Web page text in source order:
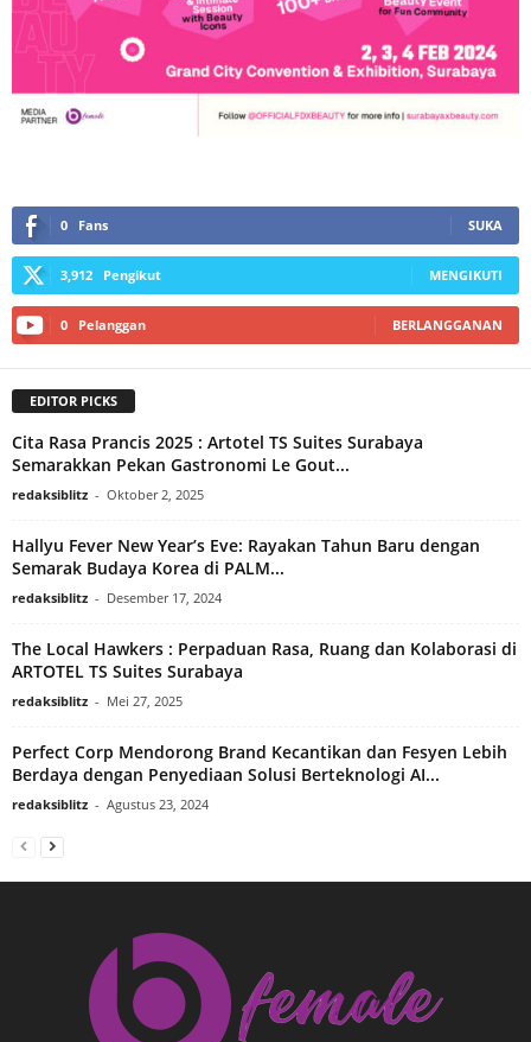
0 Fans SUKA
3,912 Pengikut MENGIKUTI
0 Pelanggan BERLANGGANAN
EDITOR PICKS
Cita Rasa Prancis 2025 : Artotel TS Suites Surabaya
Semarakkan Pekan Gastronomi Le Gout...
redaksiblitz - Oktober 2, 2025
Hallyu Fever New Year’s Eve: Rayakan Tahun Baru dengan
Semarak Budaya Korea di PALM...
redaksiblitz - Desember 17, 2024
The Local Hawkers : Perpaduan Rasa, Ruang dan Kolaborasi di
ARTOTEL TS Suites Surabaya
redaksiblitz - Mei 27, 2025
Perfect Corp Mendorong Brand Kecantikan dan Fesyen Lebih
Berdaya dengan Penyediaan Solusi Berteknologi AI...
redaksiblitz - Agustus 23, 2024